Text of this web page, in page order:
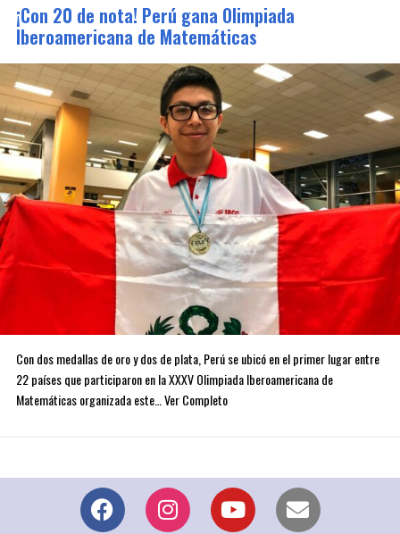
¡Con 20 de nota! Perú gana Olimpiada
Iberoamericana de Matemáticas
Con dos medallas de oro y dos de plata, Perú se ubicó en el primer lugar entre
22 países que participaron en la XXXV Olimpiada Iberoamericana de
Matemáticas organizada este… Ver Completo